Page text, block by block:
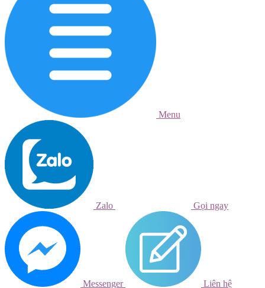
Menu
Zalo Gọi ngay
Messenger Liên hệ